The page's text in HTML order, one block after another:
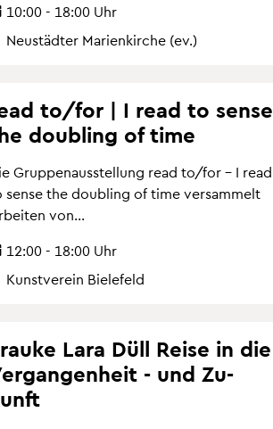
10:00 - 18:00 Uhr
Neu­städ­ter Ma­ri­en­kir­che (ev.)
to/for | I read to sense
dou­bling of time
Grup­pen­aus­stel­lung read to/for – I read
sense the dou­bling of time ver­sam­melt
von...
12:00 - 18:00 Uhr
Kunst­ver­ein Bie­le­feld
Lara Düll Reise in die
- und Zu­